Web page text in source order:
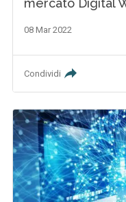
mercato Digital
08 Mar 2022
Condividi